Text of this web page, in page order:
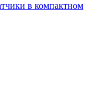
в компактном